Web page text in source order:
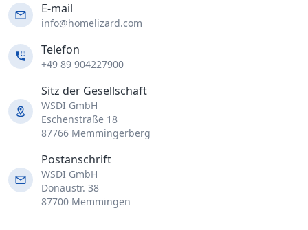
E-mail
info@homelizard.com
Telefon
+49 89 904227900
Sitz der Gesellschaft
WSDI GmbH
Eschenstraße 18
87766 Memmingerberg
Postanschrift
WSDI GmbH
Donaustr. 38
87700 Memmingen